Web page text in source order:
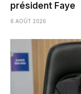
président Faye
6 AOÛT 2026